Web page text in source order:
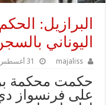
البرازيل:
اليوناني بالسجن 31
majaliss 31 أغسطس، 2021
على فرنسواز دي